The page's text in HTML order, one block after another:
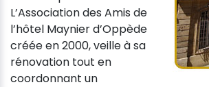
L’Association des Amis de
l’hôtel Maynier d’Oppède
créée en 2000, veille à sa
rénovation tout en
coordonnant un